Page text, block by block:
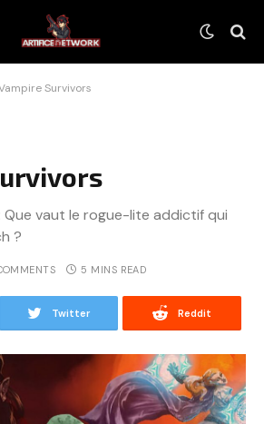
Survivors
Que vaut le rogue-lite addictif qui
?
5 MINS READ
Twitter Reddit